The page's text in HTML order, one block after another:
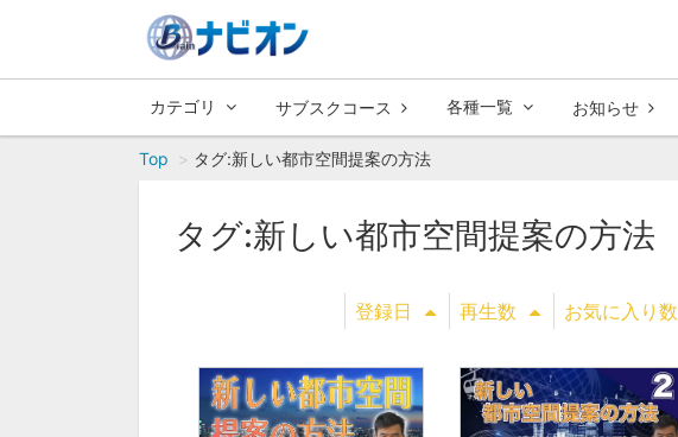
カテゴリ サブスクコース 各種一覧 お知らせ
Top タグ:新しい都市空間提案の方法
タグ:新しい都市空間提案の方法
登録日 再生数 お気に入り数